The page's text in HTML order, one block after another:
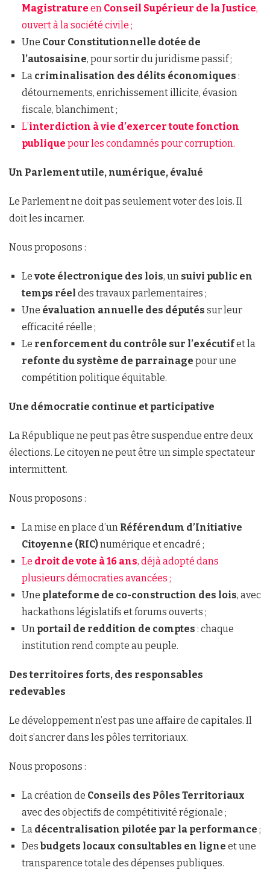
Magistrature en Conseil Supérieur de la Justice,
ouvert à la société civile ;
Une Cour Constitutionnelle dotée de
l’autosaisine, pour sortir du juridisme passif ;
La criminalisation des délits économiques :
détournements, enrichissement illicite, évasion
fiscale, blanchiment ;
L’interdiction à vie d’exercer toute fonction
publique pour les condamnés pour corruption.
Un Parlement utile, numérique, évalué
Le Parlement ne doit pas seulement voter des lois. Il
doit les incarner.
Nous proposons :
Le vote électronique des lois, un suivi public en
temps réel des travaux parlementaires ;
Une évaluation annuelle des députés sur leur
efficacité réelle ;
Le renforcement du contrôle sur l’exécutifet la
refonte du système de parrainage pour une
compétition politique équitable.
Une démocratie continue et participative
La République ne peut pas être suspendue entre deux
élections. Le citoyen ne peut être un simple spectateur
intermittent.
Nous proposons :
La mise en place d’un Référendum d’Initiative
Citoyenne (RIC)numérique et encadré ;
Le droit de vote à 16 ans, déjà adopté dans
plusieurs démocraties avancées ;
Une plateforme de co-construction des lois, avec
hackathons législatifs et forums ouverts ;
Un portail de reddition de comptes : chaque
institution rend compte au peuple.
Des territoires forts, des responsables
redevables
Le développement n’est pas une affaire de capitales. Il
doit s’ancrer dans les pôles territoriaux.
Nous proposons :
La création de Conseils des Pôles Territoriaux
avec des objectifs de compétitivité régionale ;
La décentralisation pilotée par la performance ;
Des budgets locaux consultables en ligne et une
transparence totale des dépenses publiques.